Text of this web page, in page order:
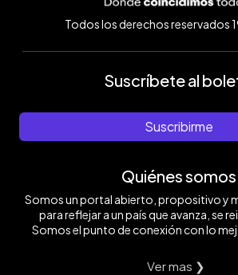
Todos los derechos reservados
Suscríbete al
Suscribirme
Quiénes somos
Somos un portal abierto, propositivo y
para reflejar a un país que avanza, se
Somos el punto de conexión con lo
Ver mas ❯